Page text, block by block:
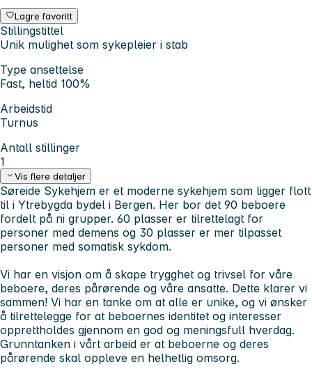
Lagre favoritt
Stillingstittel
Unik mulighet som sykepleier i stab
Type ansettelse
Fast, heltid 100%
Arbeidstid
Turnus
Antall stillinger
1
Vis flere detaljer
Søreide Sykehjem er et moderne sykehjem som ligger flott
til i Ytrebygda bydel i Bergen. Her bor det 90 beboere
fordelt på ni grupper. 60 plasser er tilrettelagt for
personer med demens og 30 plasser er mer tilpasset
personer med somatisk sykdom.
Vi har en visjon om å skape trygghet og trivsel for våre
beboere, deres pårørende og våre ansatte. Dette klarer vi
sammen! Vi har en tanke om at alle er unike, og vi ønsker
å tilrettelegge for at beboernes identitet og interesser
opprettholdes gjennom en god og meningsfull hverdag.
Grunntanken i vårt arbeid er at beboerne og deres
pårørende skal oppleve en helhetlig omsorg.